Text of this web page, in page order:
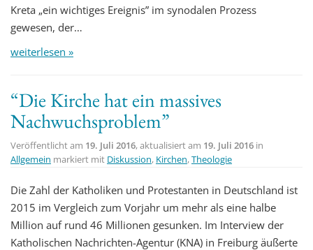
Kreta „ein wichtiges Ereignis” im synodalen Prozess
gewesen, der…
weiterlesen »
“Die Kirche hat ein massives
Nachwuchsproblem”
Veröffentlicht am 19. Juli 2016, aktualisiert am 19. Juli 2016 in
Allgemein markiert mit Diskussion, Kirchen,Theologie
Die Zahl der Katholiken und Protestanten in Deutschland ist
2015 im Vergleich zum Vorjahr um mehr als eine halbe
Million auf rund 46 Millionen gesunken. Im Interview der
Katholischen Nachrichten-Agentur (KNA) in Freiburg äußerte